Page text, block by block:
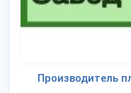
Производитель